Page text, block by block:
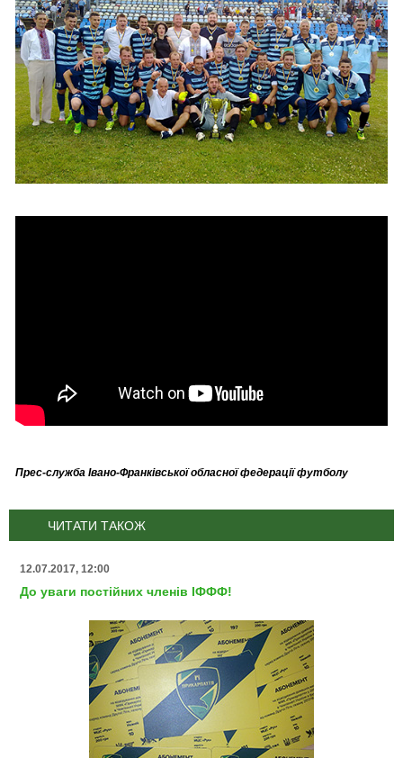
Прес-служба Івано-Франківської обласної федерації футболу
ЧИТАТИ ТАКОЖ
12.07.2017, 12:00
До уваги постійних членів ІФФФ!